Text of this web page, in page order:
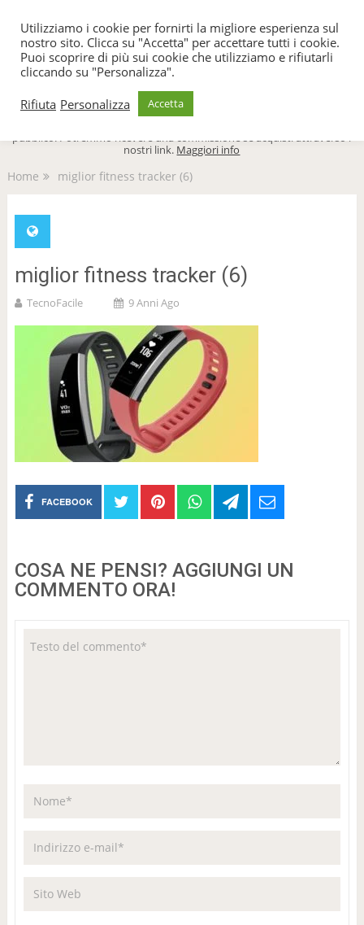
TecnoFacile
Menu
pubblico. Potremmo ricevere una commissione se acquisti attraverso i
nostri link. Maggiori info
Home miglior fitness tracker (6)
miglior fitness tracker (6)
TecnoFacile 9 Anni Ago
FACEBOOK
COSA NE PENSI? AGGIUNGI UN
COMMENTO ORA!
Utilizziamo i cookie per fornirti la migliore esperienza sul
nostro sito. Clicca su "Accetta" per accettare tutti i cookie.
Puoi scoprire di più sui cookie che utilizziamo e rifiutarli
cliccando su "Personalizza".
Rifiuta Personalizza Accetta